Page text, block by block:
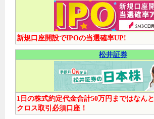
新規口座開設でIPOの当選確率UP!
松井証券
1日の株式約定代金合計50万円まではなん
クロス取引必須口座！